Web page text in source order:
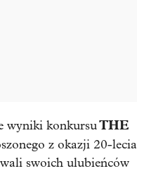
wyniki konkursuTHE
z okazji 20-lecia
swoich ulubieńców